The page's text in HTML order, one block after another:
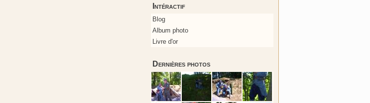
Intéractif
Blog
Album photo
Livre d'or
Dernières photos